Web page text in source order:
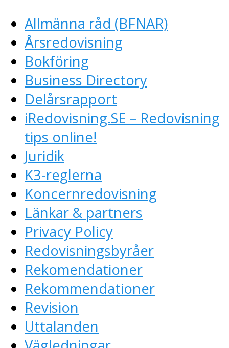
Allmänna råd (BFNAR)
Årsredovisning
Bokföring
Business Directory
Delårsrapport
iRedovisning.SE – Redovisning
tips online!
Juridik
K3-reglerna
Koncernredovisning
Länkar & partners
Privacy Policy
Redovisningsbyråer
Rekomendationer
Rekommendationer
Revision
Uttalanden